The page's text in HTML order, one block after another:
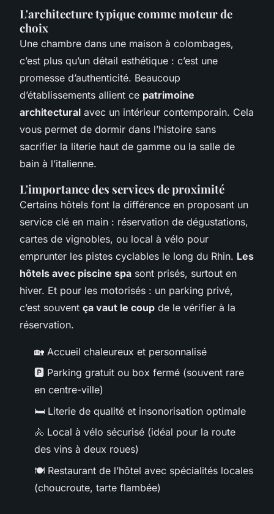
L'architecture typique comme moteur de
choix
Une chambre dans une maison à colombages,
c’est plus qu’un détail esthétique : c’est une
promesse d’authenticité. Beaucoup
d’établissements allient ce patrimoine
architectural avec un intérieur contemporain. Cela
vous permet de dormir dans l’histoire sans
sacrifier la literie haut de gamme ou la salle de
bain à l’italienne.
L'importance des services de proximité
Certains hôtels font la différence en proposant un
service clé en main : réservation de dégustations,
cartes de vignobles, ou local à vélo pour
emprunter les pistes cyclables le long du Rhin. Les
hôtels avec piscine spa sont prisés, surtout en
hiver. Et pour les motorisés : un parking privé,
c’est souvent ça vaut le coup de le vérifier à la
réservation.
🏡 Accueil chaleureux et personnalisé
🅿️ Parking gratuit ou box fermé (souvent rare
en centre-ville)
🛏️ Literie de qualité et insonorisation optimale
🚴 Local à vélo sécurisé (idéal pour la route
des vins à deux roues)
🍽️ Restaurant de l’hôtel avec spécialités locales
(choucroute, tarte flambée)